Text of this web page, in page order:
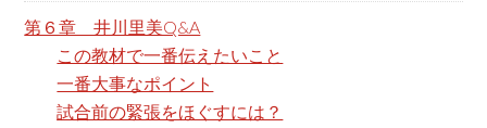
第６章 井川里美Q&A
この教材で一番伝えたいこと
一番大事なポイント
試合前の緊張をほぐすには？